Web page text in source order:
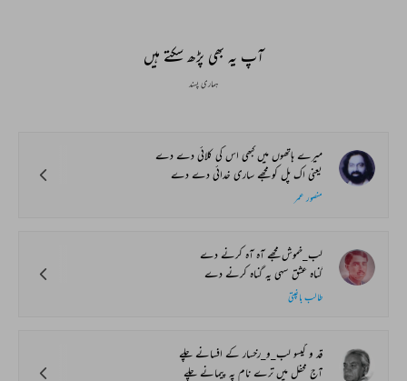
آپ یہ بھی پڑھ سکتے ہیں
ہماری پسند
میرے ہاتھوں میں کبھی اس کی کلائی دے دے
یعنی اک پل کو مجھے ساری خدائی دے دے
منصور عمر
لب_خموش مجھے آہ آہ کرنے دے
گناہ عشق سہی یہ گناہ کرنے دے
طالب باغپتی
قد و گیسو لب_و_رخسار کے افسانے چلے
آج محفل میں ترے نام پہ پیمانے چلے